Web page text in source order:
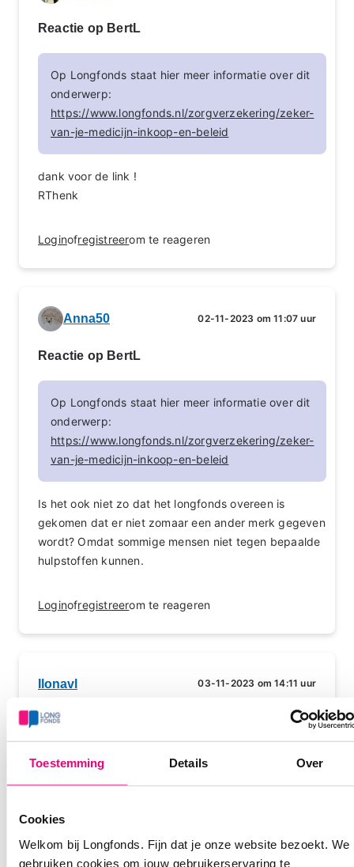
Toestemming Details Over
Cookies
Welkom bij Longfonds. Fijn dat je onze website bezoekt. We
gebruiken cookies om jouw gebruikerservaring te
Reactie op BertL
Op Longfonds staat hier meer informatie over dit
onderwerp:
https://www.longfonds.nl/zorgverzekering/zeker-
van-je-medicijn-inkoop-en-beleid
dank voor de link !
RThenk
Loginofregistreerom te reageren
Anna50 02-11-2023 om 11:07 uur
Reactie op BertL
Op Longfonds staat hier meer informatie over dit
onderwerp:
https://www.longfonds.nl/zorgverzekering/zeker-
van-je-medicijn-inkoop-en-beleid
Is het ook niet zo dat het longfonds overeen is
gekomen dat er niet zomaar een ander merk gegeven
wordt? Omdat sommige mensen niet tegen bepaalde
hulpstoffen kunnen.
Loginofregistreerom te reageren
Ilonavl 03-11-2023 om 14:11 uur
Ik had t zelfde, werkte niet goed meer benauwd is
Maar je moet dit niet accepteren hoor de Foster is
om deze weer terug te bestellen en heeft nu bij
redenen alleen de orginele Foster mag... want dit is